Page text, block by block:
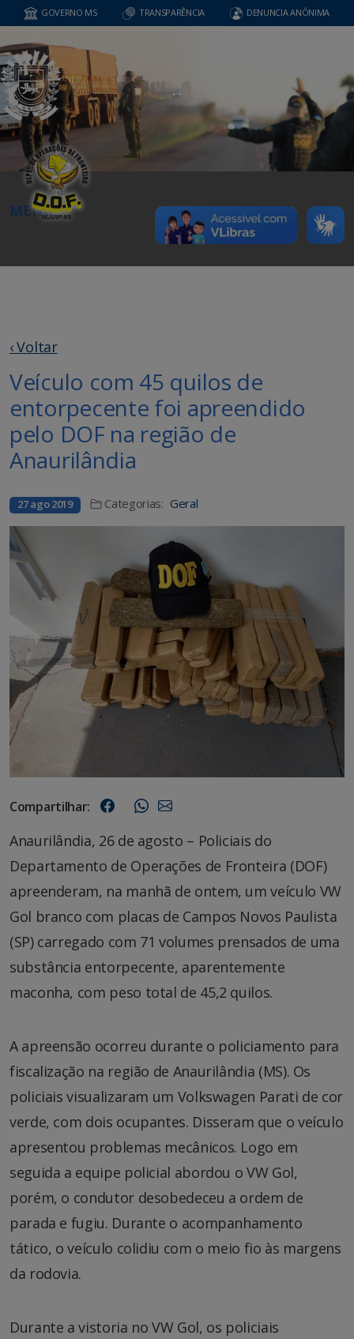
GOVERNO MS TRANSPARÊNCIA DENUNCIA ANÔNIMA
MENU
‹ Voltar
Veículo com 45 quilos de
entorpecente foi apreendido
pelo DOF na região de
Anaurilândia
27 ago 2019 Categorias: Geral
Compartilhar:
Anaurilândia, 26 de agosto – Policiais do
Departamento de Operações de Fronteira (DOF)
apreenderam, na manhã de ontem, um veículo VW
Gol branco com placas de Campos Novos Paulista
(SP) carregado com 71 volumes prensados de uma
substância entorpecente, aparentemente
maconha, com peso total de 45,2 quilos.
A apreensão ocorreu durante o policiamento para
fiscalização na região de Anaurilândia (MS). Os
policiais visualizaram um Volkswagen Parati de cor
verde, com dois ocupantes. Disseram que o veículo
apresentou problemas mecânicos. Logo em
seguida a equipe policial abordou o VW Gol,
porém, o condutor desobedeceu a ordem de
parada e fugiu. Durante o acompanhamento
tático, o veículo colidiu com o meio fio às margens
da rodovia.
Durante a vistoria no VW Gol, os policiais